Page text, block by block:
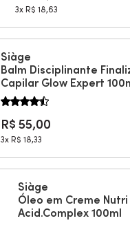
3x R$ 18,63
Siàge
Balm Disciplinante
Capilar Glow Expert
R$ 55,00
3x R$ 18,33
Siàge
Óleo em Creme Nutri
Acid.Complex 100ml